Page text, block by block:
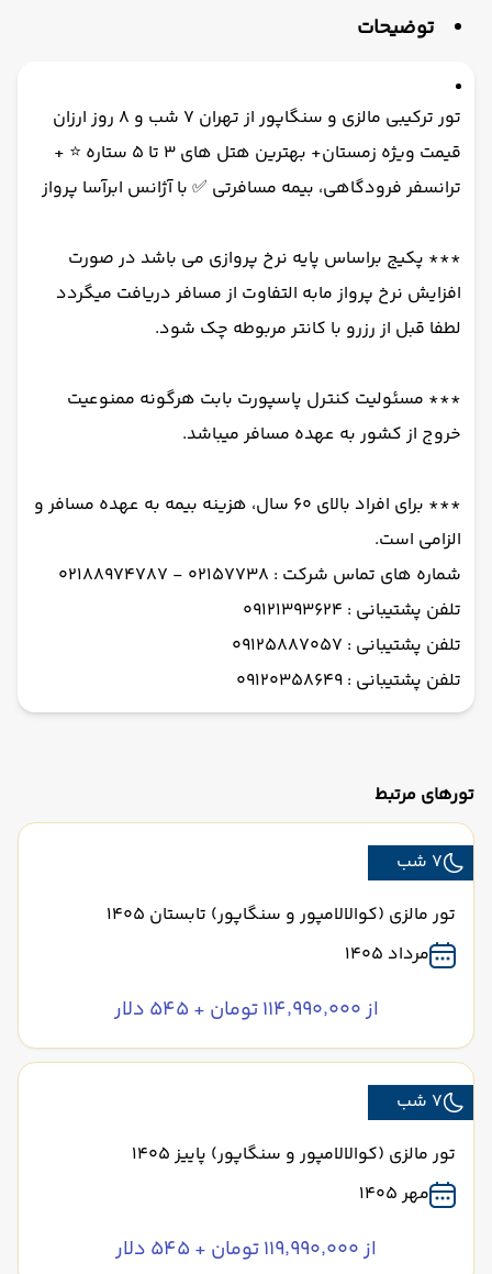
توضیحات
تور ترکیبی مالزی و سنگاپور از تهران 7 شب و 8 روز ارزان
قیمت ویژه زمستان+ بهترین هتل های 3 تا 5 ستاره ⭐️ +
ترانسفر فرودگاهی، بیمه مسافرتی ✅ با آژانس ابرآسا پرواز
*** پکیج براساس پایه نرخ پروازی می باشد در صورت
افزایش نرخ پرواز مابه التفاوت از مسافر دریافت میگردد
لطفا قبل از رزرو با کانتر مربوطه چک شود.
*** مسئولیت کنترل پاسپورت بابت هرگونه ممنوعیت
خروج از کشور به عهده مسافر میباشد.
*** برای افراد بالای 60 سال، هزینه بیمه به عهده مسافر و
الزامی است.
شماره های تماس شرکت : 02157738 - 02188974787
تلفن پشتیبانی : 09121393624
تلفن پشتیبانی : 09125887057
تلفن پشتیبانی : 09120358649
تورهای مرتبط
7 شب
تور مالزی (کوالالامپور و سنگاپور) تابستان 1405
مرداد 1405
از ۱۱۴٬۹۹۰٬۰۰۰ تومان + ۵۴۵ دلار
7 شب
تور مالزی (کوالالامپور و سنگاپور) پاییز 1405
مهر 1405
از ۱۱۹٬۹۹۰٬۰۰۰ تومان + ۵۴۵ دلار